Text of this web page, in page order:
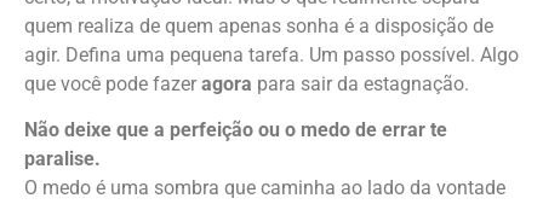
quem realiza de quem apenas sonha é a disposição de
agir. Defina uma pequena tarefa. Um passo possível. Algo
que você pode fazer agora para sair da estagnação.
Não deixe que a perfeição ou o medo de errar te
paralise.
O medo é uma sombra que caminha ao lado da vontade